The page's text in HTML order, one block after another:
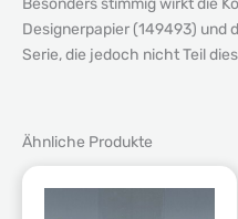
Besonders stimmig wirkt die
Designerpapier (149493) und
Serie, die jedoch nicht Teil
Ähnliche Produkte